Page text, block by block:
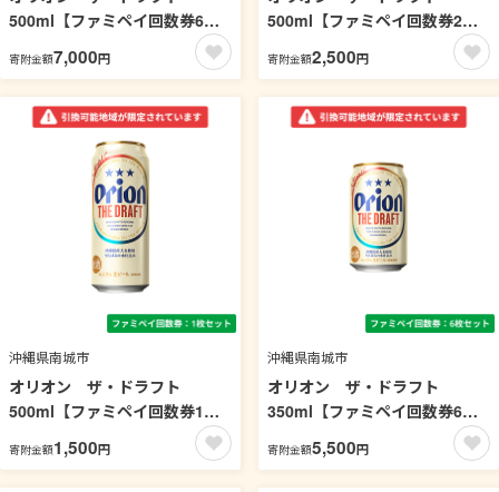
500ml【ファミペイ回数券6枚
セット】 引換可能エリア：沖
縄
寄附金額7,000円
500ml【ファミペイ回数券2枚
セット】 引換可能エリア：沖
縄
寄附金額2,500円
沖縄県南城市
オリオン ザ・ドラフト
500ml【ファミペイ回数券1枚
セット】 引換可能エリア：沖
縄
寄附金額1,500円
沖縄県南城市
オリオン ザ・ドラフト
350ml【ファミペイ回数券6枚
セット】 引換可能エリア：沖
縄
寄附金額5,500円